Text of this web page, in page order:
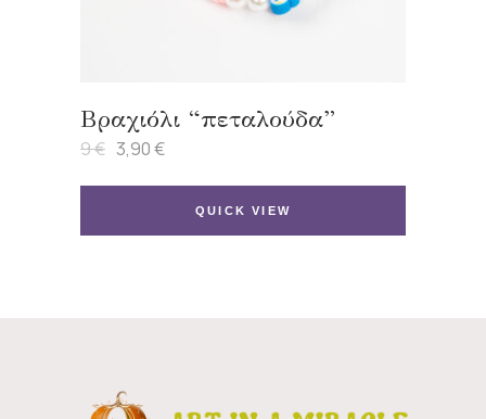
Βραχιόλι “πεταλούδα”
9€ Original
was:
3,90€
Η
τιμή
QUICK VIEW